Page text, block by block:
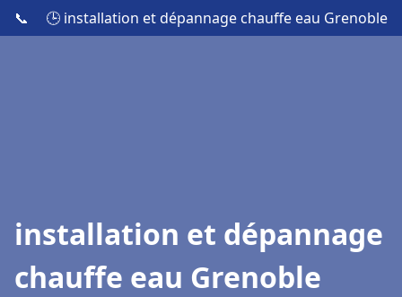
📞 🕒 installation et dépannage chauffe eau Grenoble
installation et dépannage
chauffe eau Grenoble